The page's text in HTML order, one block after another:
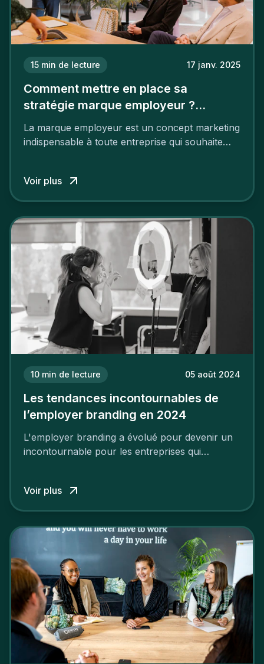
15 min de lecture 17 janv. 2025
Comment mettre en place sa
stratégie marque employeur ?
Découvrez les 7 étapes
La marque employeur est un concept marketing
indispensable à toute entreprise qui souhaite
employeur solide et positive sont évidentes, ce
travail, pour qu’il soit réussi, ne peut se faire en
mettre en œuvre un certain nombre d’actions.
Voir plus
10 min de lecture 05 août 2024
Les tendances incontournables de
l’employer branding en 2024
L'employer branding a évolué pour devenir un
incontournable pour les entreprises qui
Voir plus